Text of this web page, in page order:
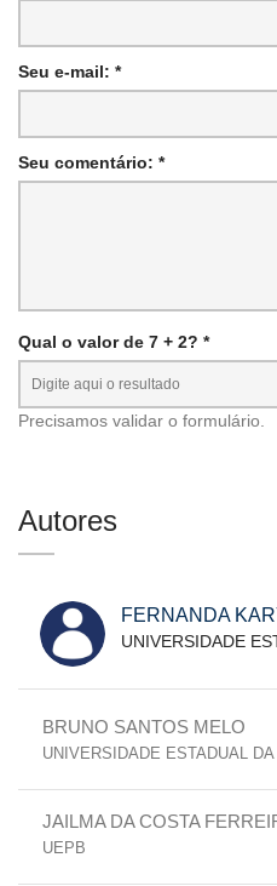
Seu e-mail: *
Seu comentário: *
Qual o valor de 7 + 2? *
Precisamos validar o formulário.
Autores
FERNANDA
UNIVERSIDADE
BRUNO SANTOS MELO
UNIVERSIDADE ESTADUAL
JAILMA DA COSTA
UEPB